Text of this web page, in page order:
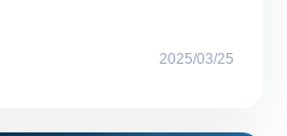
2025/03/25